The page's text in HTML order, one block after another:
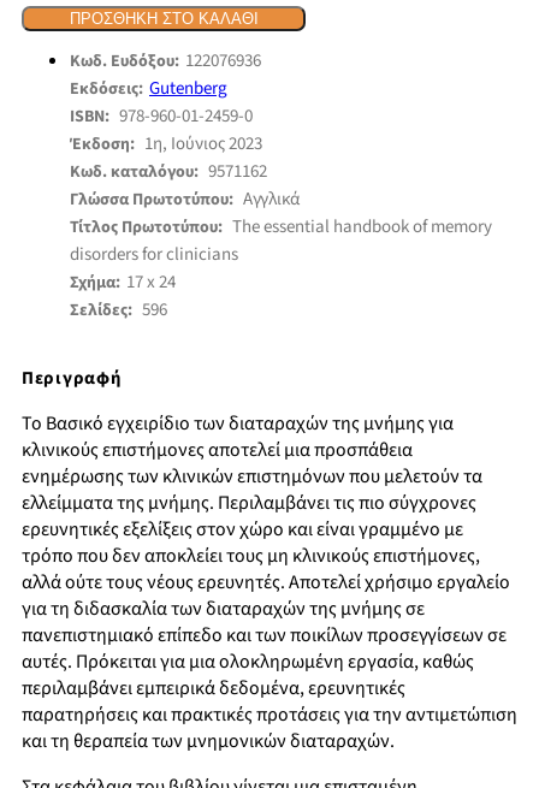
ΠΡΟΣΘΉΚΗ ΣΤΟ ΚΑΛΆΘΙ
Κωδ. Ευδόξου: 122076936
Εκδόσεις: Gutenberg
ISBN: 978-960-01-2459-0
Έκδοση: 1η, Ιούνιος 2023
Κωδ. καταλόγου: 9571162
Γλώσσα Πρωτοτύπου: Αγγλικά
Τίτλος Πρωτοτύπου: The essential handbook of memory
disorders for clinicians
Σχήμα: 17 x 24
Σελίδες: 596
Περιγραφή
Το Βασικό εγχειρίδιο των διαταραχών της μνήμης για
κλινικούς επιστήμονες αποτελεί μια προσπάθεια
ενημέρωσης των κλινικών επιστημόνων που μελετούν τα
ελλείμματα της μνήμης. Περιλαμβάνει τις πιο σύγχρονες
ερευνητικές εξελίξεις στον χώρο και είναι γραμμένο με
τρόπο που δεν αποκλείει τους μη κλινικούς επιστήμονες,
αλλά ούτε τους νέους ερευνητές. Αποτελεί χρήσιμο εργαλείο
για τη διδασκαλία των διαταραχών της μνήμης σε
πανεπιστημιακό επίπεδο και των ποικίλων προσεγγίσεων σε
αυτές. Πρόκειται για μια ολοκληρωμένη εργασία, καθώς
περιλαμβάνει εμπειρικά δεδομένα, ερευνητικές
παρατηρήσεις και πρακτικές προτάσεις για την αντιμετώπιση
και τη θεραπεία των μνημονικών διαταραχών.